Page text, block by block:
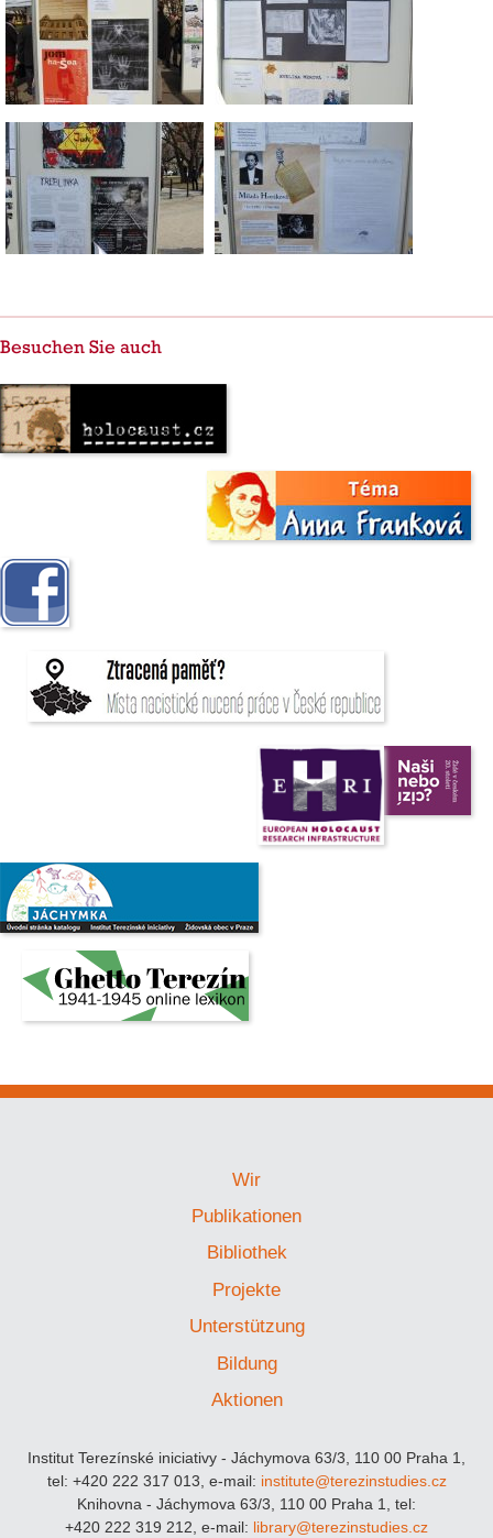
Besuchen Sie auch
Wir
Publikationen
Bibliothek
Projekte
Unterstützung
Bildung
Aktionen
Institut Terezínské iniciativy - Jáchymova 63/3, 110 00 Praha 1,
tel: +420 222 317 013, e-mail: institute@terezinstudies.cz
Knihovna - Jáchymova 63/3, 110 00 Praha 1, tel:
+420 222 319 212, e-mail: library@terezinstudies.cz